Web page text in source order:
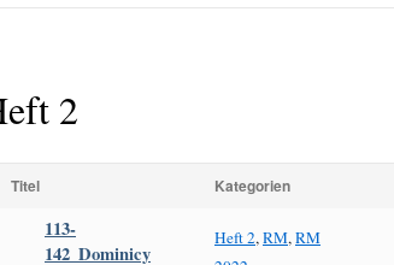
2
Titel Kategorien
113-
142_Dominicy
Heft 2,RM,RM